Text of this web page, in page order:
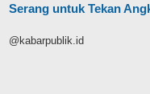
Serang untuk Tekan
@kabarpublik.id